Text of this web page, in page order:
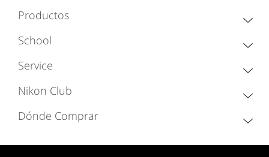
Productos
School
Service
Nikon Club
Dónde Comprar